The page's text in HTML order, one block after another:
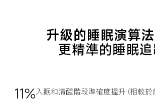
升級的睡眠演算
更精準的睡眠
11%入眠和清醒階段準確度提升 (相較於